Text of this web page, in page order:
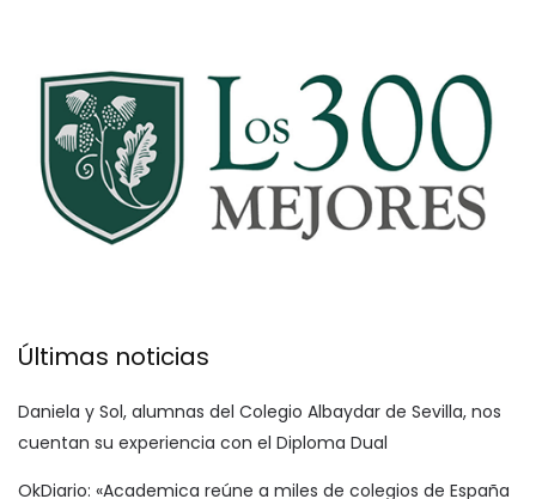
Últimas noticias
Daniela y Sol, alumnas del Colegio Albaydar de Sevilla, nos
cuentan su experiencia con el Diploma Dual
OkDiario: «Academica reúne a miles de colegios de España